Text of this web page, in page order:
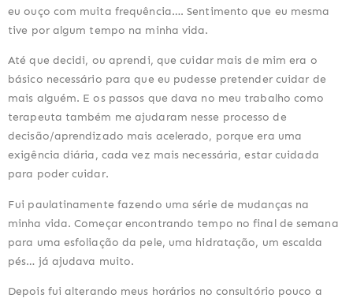
eu ouço com muita frequência…. Sentimento que eu mesma
tive por algum tempo na minha vida.
Até que decidi, ou aprendi, que cuidar mais de mim era o
básico necessário para que eu pudesse pretender cuidar de
mais alguém. E os passos que dava no meu trabalho como
terapeuta também me ajudaram nesse processo de
decisão/aprendizado mais acelerado, porque era uma
exigência diária, cada vez mais necessária, estar cuidada
para poder cuidar.
Fui paulatinamente fazendo uma série de mudanças na
minha vida. Começar encontrando tempo no final de semana
para uma esfoliação da pele, uma hidratação, um escalda
pés… já ajudava muito.
Depois fui alterando meus horários no consultório pouco a